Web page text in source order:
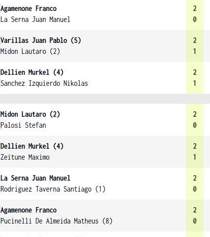
Agamenone Franco
La Serna Juan Manuel
2
0
Varillas Juan Pablo (5)
Midon Lautaro (2)
2
1
Dellien Murkel (4)
Sanchez Izquierdo Nikolas
2
1
Midon Lautaro (2)
Palosi Stefan
2
0
Dellien Murkel (4)
Zeitune Maximo
2
1
La Serna Juan Manuel
Rodriguez Taverna Santiago (1)
2
0
Agamenone Franco
Pucinelli De Almeida Matheus (8)
2
0